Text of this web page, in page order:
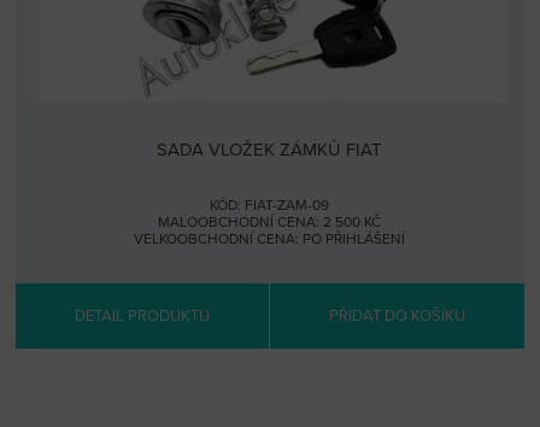
SADA VLOŽEK ZÁMKŮ FIAT
KÓD: FIAT-ZAM-09
MALOOBCHODNÍ CENA: 2 500 KČ
VELKOOBCHODNÍ CENA: PO PŘIHLÁŠENÍ
DETAIL PRODUKTU PŘIDAT DO KOŠÍKU